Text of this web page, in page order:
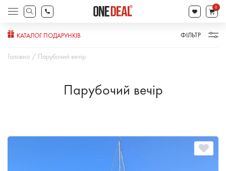
search
Products
search
0
Головна Парубочий вечір
Парубочий вечір
КАТАЛОГ ПОДАРУНКІВ ФІЛЬТР